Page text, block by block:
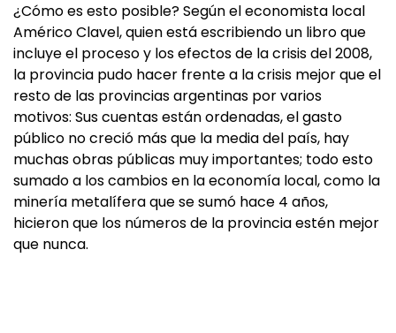
¿Cómo es esto posible? Según el economista local
Américo Clavel, quien está escribiendo un libro que
incluye el proceso y los efectos de la crisis del 2008,
la provincia pudo hacer frente a la crisis mejor que el
resto de las provincias argentinas por varios
motivos: Sus cuentas están ordenadas, el gasto
público no creció más que la media del país, hay
muchas obras públicas muy importantes; todo esto
sumado a los cambios en la economía local, como la
minería metalífera que se sumó hace 4 años,
hicieron que los números de la provincia estén mejor
que nunca.